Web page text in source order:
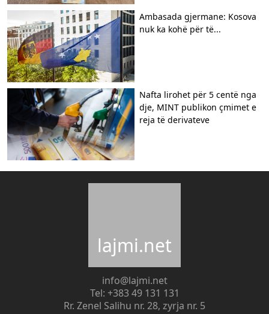
Ambasada gjermane: Kosova
nuk ka kohë për të...
Nafta lirohet për 5 centë nga
dje, MINT publikon çmimet e
reja të derivateve
lajmi.net
info@lajmi.net
Tel: +383 49 131 131
Rr. Zenel Salihu nr. 28, zyrja nr. 5